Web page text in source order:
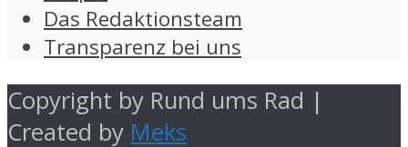
Das Redaktionsteam
Transparenz bei uns
Copyright by Rund ums Rad |
Created by Meks